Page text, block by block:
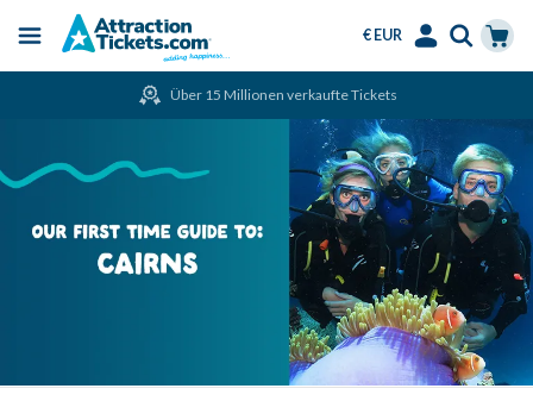
Menu
€ EUR
Über 15 Millionen verkaufte Tickets